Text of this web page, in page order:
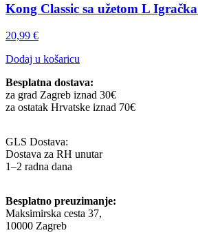
Kong Classic sa užetom L Igračka
20,99 €
Dodaj u košaricu
Besplatna dostava:
za grad Zagreb iznad 30€
za ostatak Hrvatske iznad 70€
GLS Dostava:
Dostava za RH unutar
1–2 radna dana
Besplatno preuzimanje:
Maksimirska cesta 37,
10000 Zagreb